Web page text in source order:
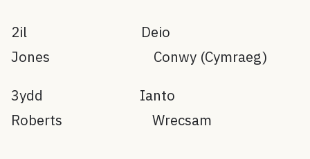
2il Deio
Jones Conwy (Cymraeg)
3ydd Ianto
Roberts Wrecsam